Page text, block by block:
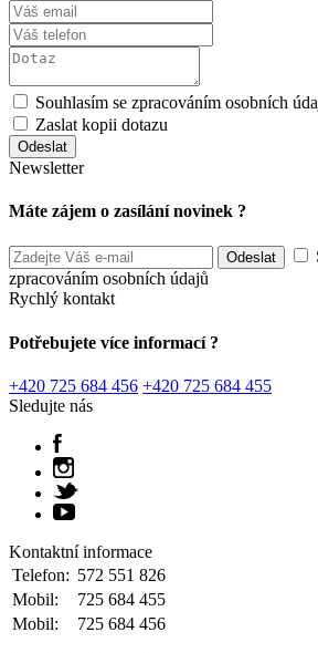
Souhlasím se zpracováním osobních
Zaslat kopii dotazu
Newsletter
Máte zájem o zasílání novinek ?
zpracováním osobních údajů
Rychlý kontakt
Potřebujete více informací ?
+420 725 684 456 +420 725 684 455
Sledujte nás
Kontaktní informace
Telefon: 572 551 826
Mobil:
725 684 455
Mobil:
725 684 456